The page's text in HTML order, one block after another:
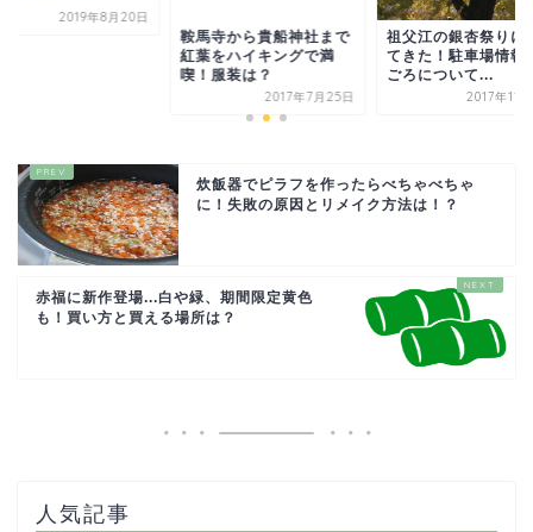
2019年8月20日
鞍馬寺から貴船神社まで
紅葉をハイキングで満
喫！服装は？
2017年7月25日
祖父江の銀杏祭りに
てきた！駐車場情報
ごろについて...
2017年11
炊飯器でピラフを作ったらべちゃべちゃ
に！失敗の原因とリメイク方法は！？
赤福に新作登場...白や緑、期間限定黄色
も！買い方と買える場所は？
人気記事